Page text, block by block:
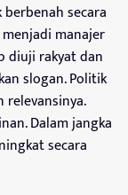
secara
manajer
diuji rakyat dan
slogan. Politik
Dalam jangka
secara